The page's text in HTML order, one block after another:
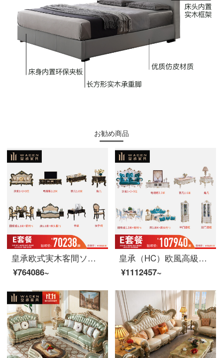
お勧め商品
皇承欧式実木客間ソファ茶何テレビ棚セットレストラン家具複数セット王冠客間18点セット【Eスイート】
¥764086~
皇承（HC）欧風高級別荘型本革ソファリビングレストランの木造家具セット臻品別荘客間18セット【Eスイート】
¥1112457~